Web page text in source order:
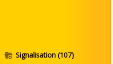
Signalisation (107)